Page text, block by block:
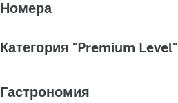
Номера
Категория "Premium Level"
Гастрономия